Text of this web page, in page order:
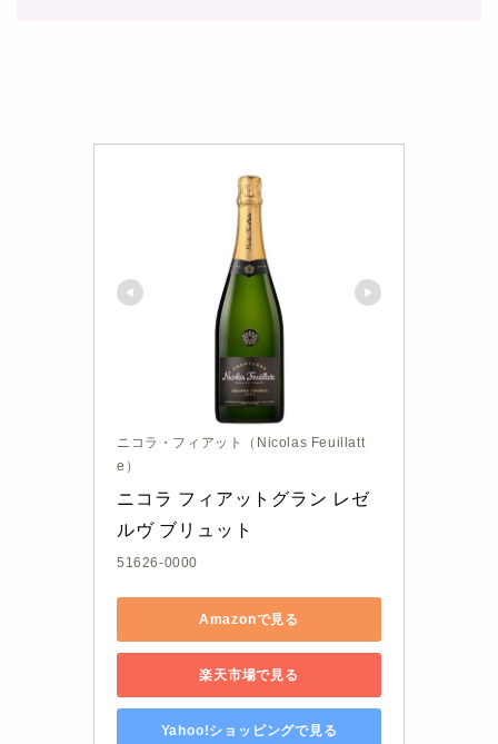
ニコラ・フィアット（Nicolas Feuillatt
e）
ニコラ フィアットグラン レゼ
ルヴ ブリュット
51626-0000
Amazonで見る
楽天市場で見る
Yahoo!ショッピングで見る